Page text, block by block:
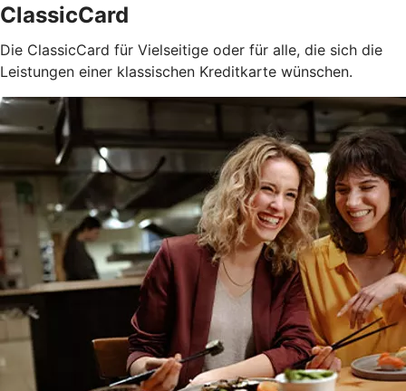
ClassicCard
Die ClassicCard für Vielseitige oder für alle, die sich die
Leistungen einer klassischen Kreditkarte wünschen.